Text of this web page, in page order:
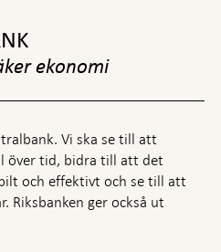
ekonomi
Vi ska se till att
över tid, bidra till att det
och effektivt och se till att
Riksbanken ger också ut